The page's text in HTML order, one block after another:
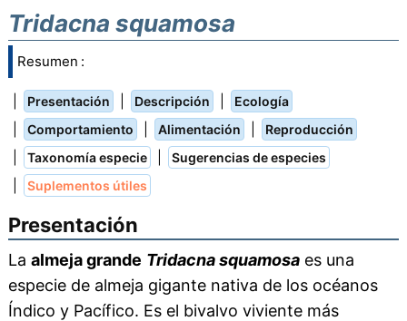
Tridacna squamosa
Resumen :
Presentación Descripción Ecología
Comportamiento Alimentación Reproducción
Taxonomía especie Sugerencias de especies
Suplementos útiles
Presentación
La almeja grande Tridacna squamosaes una
especie de almeja gigante nativa de los océanos
Índico y Pacífico. Es el bivalvo viviente más